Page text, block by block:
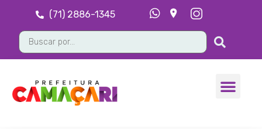
(71) 2886-1345